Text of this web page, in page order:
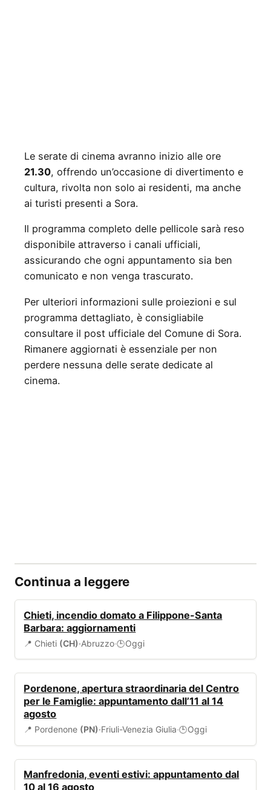
Le serate di cinema avranno inizio alle ore
21.30, offrendo un’occasione di divertimento e
cultura, rivolta non solo ai residenti, ma anche
ai turisti presenti a Sora.
Il programma completo delle pellicole sarà reso
disponibile attraverso i canali ufficiali,
assicurando che ogni appuntamento sia ben
comunicato e non venga trascurato.
Per ulteriori informazioni sulle proiezioni e sul
programma dettagliato, è consigliabile
consultare il post ufficiale del Comune di Sora.
Rimanere aggiornati è essenziale per non
perdere nessuna delle serate dedicate al
cinema.
Continua a leggere
Chieti, incendio domato a Filippone-Santa
Barbara: aggiornamenti
📍 Chieti (CH)·Abruzzo·🕒Oggi
Pordenone, apertura straordinaria del Centro
per le Famiglie: appuntamento dall’11 al 14
agosto
📍 Pordenone (PN)·Friuli-Venezia Giulia·🕒Oggi
Manfredonia, eventi estivi: appuntamento dal
10 al 16 agosto